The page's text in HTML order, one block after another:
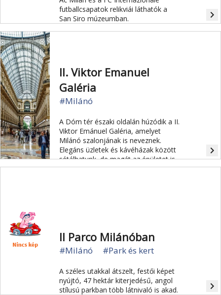
futballcsapatok relikviái láthatók a
San Siro múzeumban.
navigate_next
II. Viktor Emanuel
Galéria
#Milánó
A Dóm tér északi oldalán húzódik a II.
Viktor Emánuel Galéria, amelyet
Milánó szalonjának is neveznek.
Elegáns üzletek és kávéházak között
sétálhatunk, de magát az épületet is
érdemes megnézni.
navigate_next
Il Parco Milánóban
#Milánó #Park és kert
A széles utakkal átszelt, festői képet
nyújtó, 47 hektár kiterjedésű, angol
stílusú parkban több látnivaló is akad.
navigate_next